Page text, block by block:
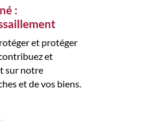
:
et protéger
et
sur notre
et de vos biens.